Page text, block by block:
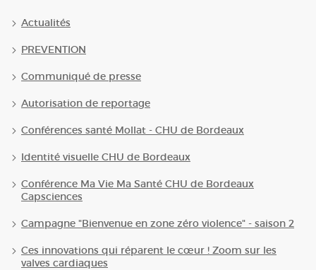
Actualités
PREVENTION
Communiqué de presse
Autorisation de reportage
Conférences santé Mollat - CHU de Bordeaux
Identité visuelle CHU de Bordeaux
Conférence Ma Vie Ma Santé CHU de Bordeaux
Capsciences
Campagne "Bienvenue en zone zéro violence" - saison 2
Ces innovations qui réparent le cœur ! Zoom sur les
valves cardiaques